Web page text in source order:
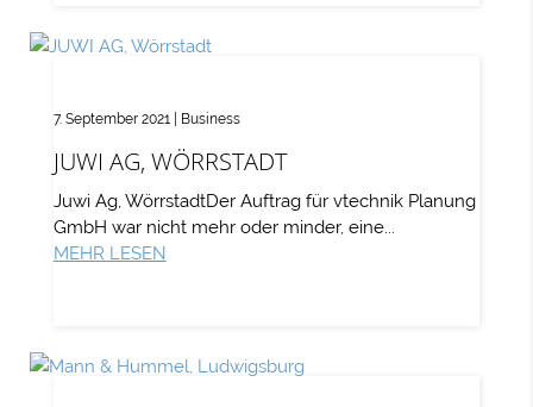
JUWI AG, WÖRRSTADT
7. September 2021| Business
Juwi Ag, WörrstadtDer Auftrag für vtechnik Planung
GmbH war nicht mehr oder minder, eine...
MEHR LESEN